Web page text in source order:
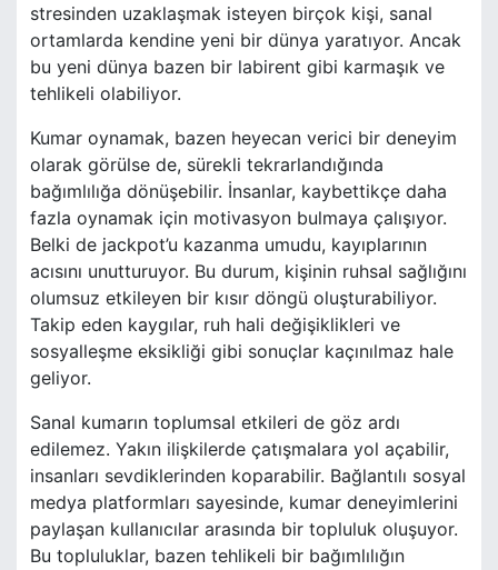
stresinden uzaklaşmak isteyen birçok kişi, sanal
ortamlarda kendine yeni bir dünya yaratıyor. Ancak
bu yeni dünya bazen bir labirent gibi karmaşık ve
tehlikeli olabiliyor.
Kumar oynamak, bazen heyecan verici bir deneyim
olarak görülse de, sürekli tekrarlandığında
bağımlılığa dönüşebilir. İnsanlar, kaybettikçe daha
fazla oynamak için motivasyon bulmaya çalışıyor.
Belki de jackpot’u kazanma umudu, kayıplarının
acısını unutturuyor. Bu durum, kişinin ruhsal sağlığını
olumsuz etkileyen bir kısır döngü oluşturabiliyor.
Takip eden kaygılar, ruh hali değişiklikleri ve
sosyalleşme eksikliği gibi sonuçlar kaçınılmaz hale
geliyor.
Sanal kumarın toplumsal etkileri de göz ardı
edilemez. Yakın ilişkilerde çatışmalara yol açabilir,
insanları sevdiklerinden koparabilir. Bağlantılı sosyal
medya platformları sayesinde, kumar deneyimlerini
paylaşan kullanıcılar arasında bir topluluk oluşuyor.
Bu topluluklar, bazen tehlikeli bir bağımlılığın